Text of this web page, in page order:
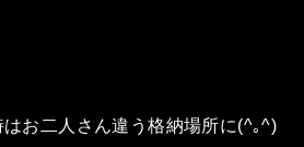
お二人さん違う格納場所に(^｡^)